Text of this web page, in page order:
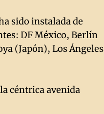
sido instalada de
DF México, Berlín
(Japón), Los Ángeles
céntrica avenida